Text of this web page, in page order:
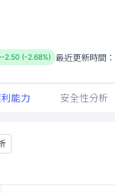
-2.50 (-2.68%) 最近更新時間：
能力 安全性分析